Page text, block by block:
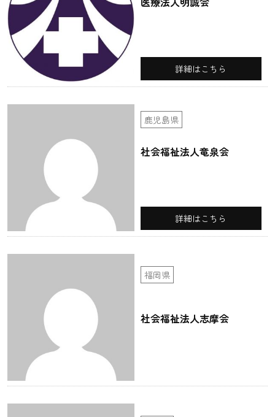
詳細はこちら
鹿児島県
社会福祉法人竜泉会
詳細はこちら
福岡県
社会福祉法人志摩会